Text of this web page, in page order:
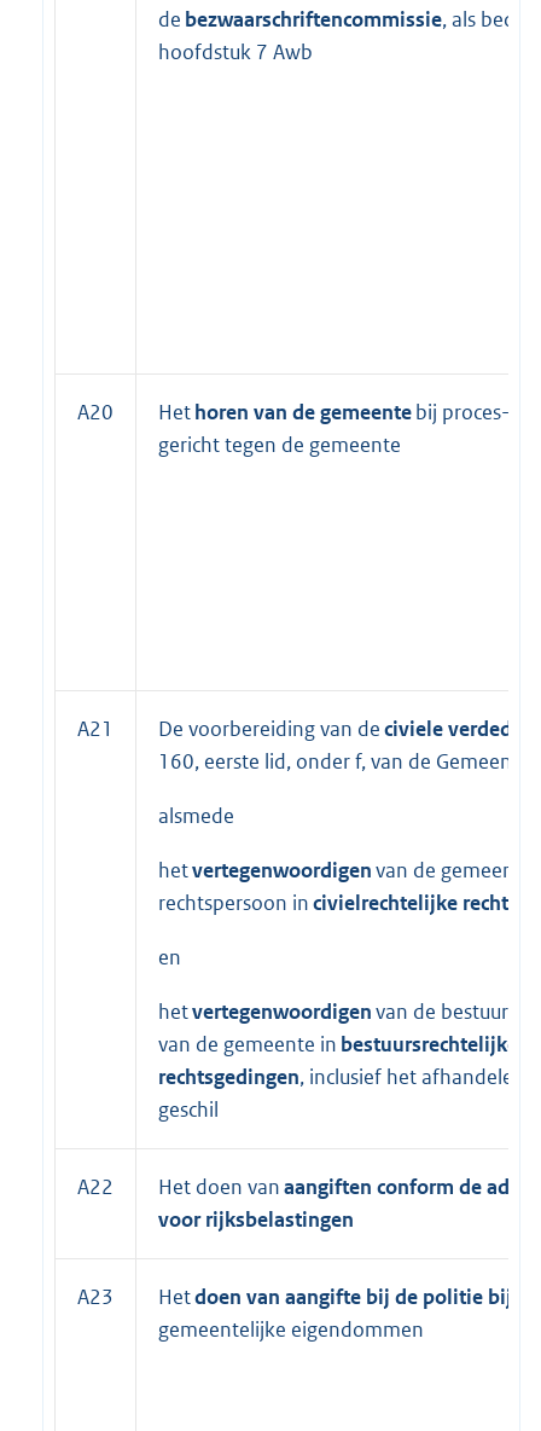
de bezwaarschriftencommissie, als
hoofdstuk 7 Awb
A20 Hethoren van de gemeentebij proces-
gericht tegen de gemeente
A21 De voorbereiding van deciviele
160, eerste lid, onder f, van de
alsmede
hetvertegenwoordigenvan de gemeente
rechtspersoon incivielrechtelijke
en
hetvertegenwoordigenvan de
van de gemeente in bestuursrechtelijke
rechtsgedingen, inclusief het afhandelen
geschil
A22 Het doen vanaangiften conform de
voor rijksbelastingen
A23 Hetdoen van aangifte bij de politie bij
gemeentelijke eigendommen